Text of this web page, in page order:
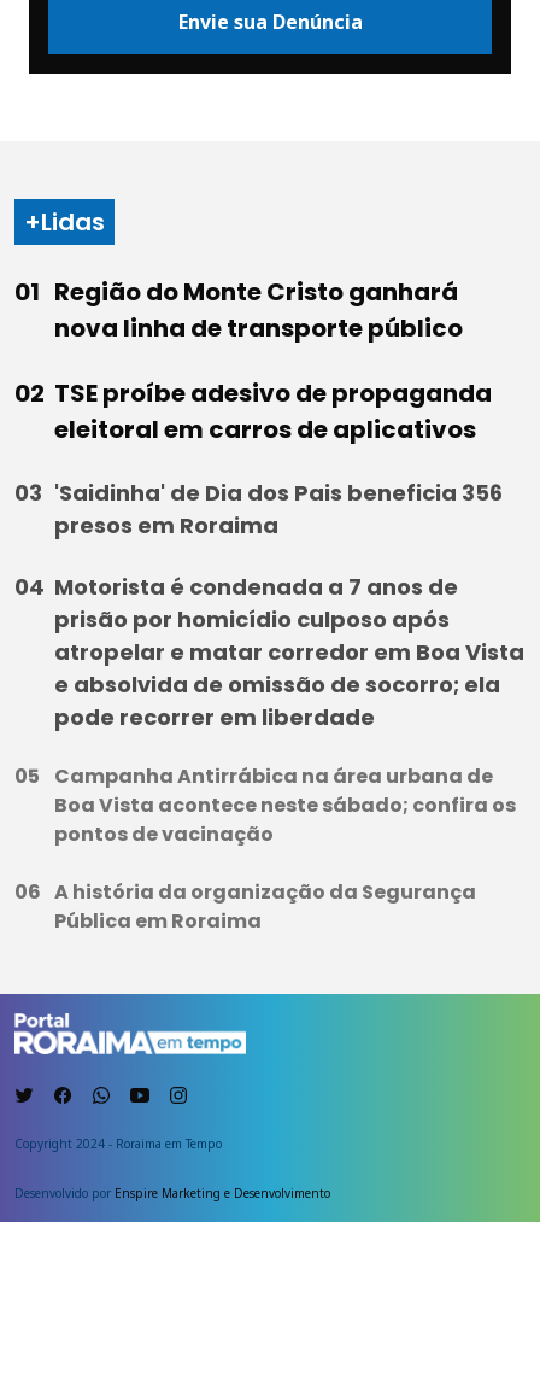
Envie sua Denúncia
+Lidas
Região do Monte Cristo ganhará
nova linha de transporte público
TSE proíbe adesivo de propaganda
eleitoral em carros de aplicativos
'Saidinha' de Dia dos Pais beneficia 356
presos em Roraima
Motorista é condenada a 7 anos de
prisão por homicídio culposo após
atropelar e matar corredor em Boa Vista
e absolvida de omissão de socorro; ela
pode recorrer em liberdade
Campanha Antirrábica na área urbana de
Boa Vista acontece neste sábado; confira os
pontos de vacinação
A história da organização da Segurança
Pública em Roraima
Copyright 2024 - Roraima em Tempo
Desenvolvido por Enspire Marketing e Desenvolvimento